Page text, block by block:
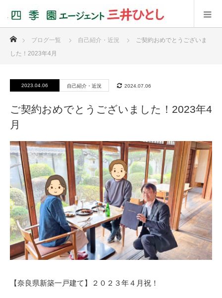
ブログ一覧 自己紹介・近況
ご契約おめでとうございま
した！2023年4月
2023.04.06 自己紹介・近況 2024.07.06
ご契約おめでとうございました！2023年4
月
【奈良県新築一戸建て】２０２３年４月祝！